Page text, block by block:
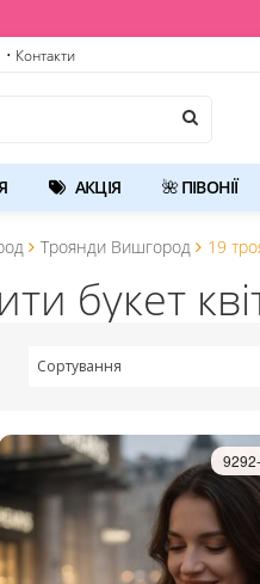
• Контакти
АКЦІЯ 🌺 ПІВОНІЇ
Троянди Вишгород 19
букет
Сортування